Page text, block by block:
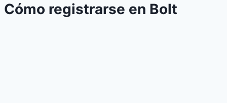
Cómo registrarse en Bolt